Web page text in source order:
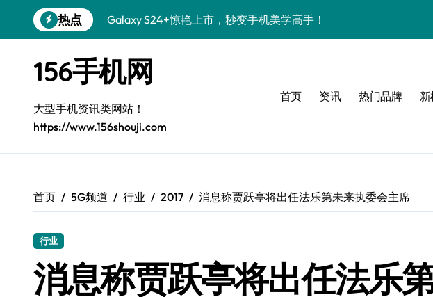
到
热点
Galaxy S24+惊艳上市，秒变手机美学高手！
Galaxy A56 5G登场，时尚旗舰新选择！
三星S26个性美颜全攻略，一键解锁酷炫风格！
S25美化秘籍：个性潮玩，炫酷加倍！
Galaxy C55 5G焕新秘籍：潮流定制，玩转无限可能
Galaxy Z Flip6：折叠时尚，一瞬惊艳
S25 Ultra颜值炸裂！定制主题潮翻天
156手机网
大型手机资讯类网站！
https://www.156shouji.com
首页 资讯 热门品牌
首页 5G频道 行业 2017 消息称贾跃亭将出任法乐第未来执委会主席
行业
消息称贾跃亭将出任法乐